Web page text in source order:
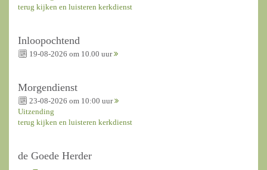
terug kijken en luisteren kerkdienst
Inloopochtend
19-08-2026 om 10.00 uur
Morgendienst
23-08-2026 om 10:00 uur
Uitzending
terug kijken en luisteren kerkdienst
de Goede Herder